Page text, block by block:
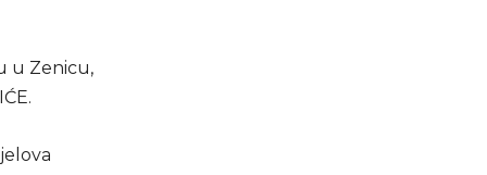
u Zenicu,